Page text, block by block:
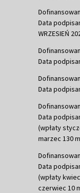
Data
WRZESIEŃ
Data
Data
Data
(wpłaty
marzec 130
Data
(wpłaty
czerwiec 10